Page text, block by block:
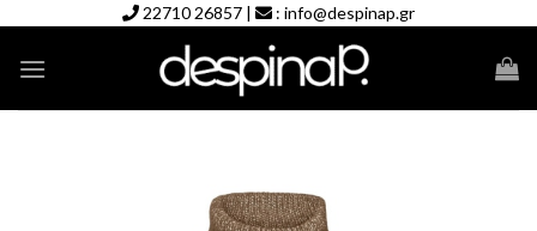
content
22710 26857 | : info@despinap.gr